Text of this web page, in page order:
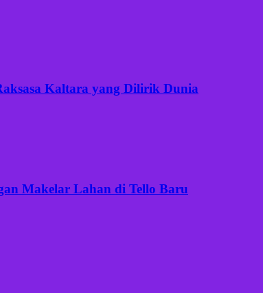
Kaltara yang Dilirik Dunia
Makelar Lahan di Tello Baru